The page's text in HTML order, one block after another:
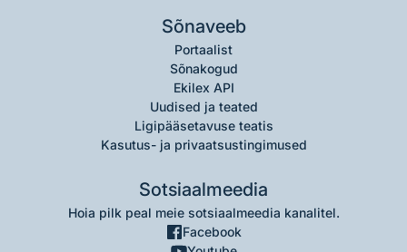
Sõnaveeb
Portaalist
Sõnakogud
Ekilex API
Uudised ja teated
Ligipääsetavuse teatis
Kasutus- ja privaatsustingimused
Sotsiaalmeedia
Hoia pilk peal meie sotsiaalmeedia kanalitel.
Facebook